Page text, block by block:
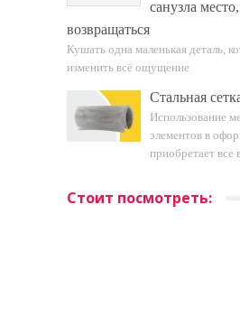
санузла
возвращаться
Кушать одна маленькая деталь,
изменить всё ощущение
Стальная
Использование
элементов в
приобретает
Стоит посмотреть: